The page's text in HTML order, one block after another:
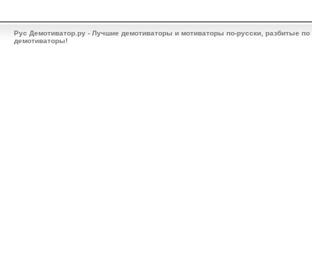
Рус Демотиватор.ру - Лучшие демотиваторы и мотиваторы по-русски, разбитые
демотиваторы!